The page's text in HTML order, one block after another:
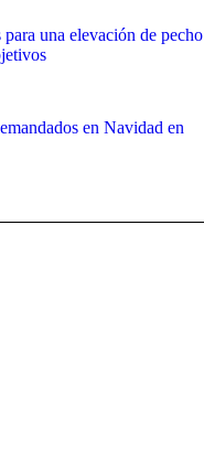
una elevación de pecho
en Navidad en